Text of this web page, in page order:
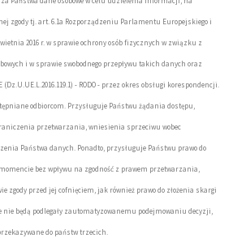
zgody tj. art. 6.1a Rozporządzeniu Parlamentu Europejskiego i
2016 r. w sprawie ochrony osób fizycznych w związku z
i w sprawie swobodnego przepływu takich danych oraz
- RODO - przez okres obsługi korespondencji.
odbiorcom. Przysługuje Państwu żądania dostępu,
przetwarzania, wniesienia sprzeciwu wobec
Państwa danych. Ponadto, przysługuje Państwu prawo do
bez wpływu na zgodność z prawem przetwarzania,
zgody przed jej cofnięciem, jak również prawo do złożenia skargi
nie będą podlegały zautomatyzowanemu podejmowaniu decyzji,
do państw trzecich.